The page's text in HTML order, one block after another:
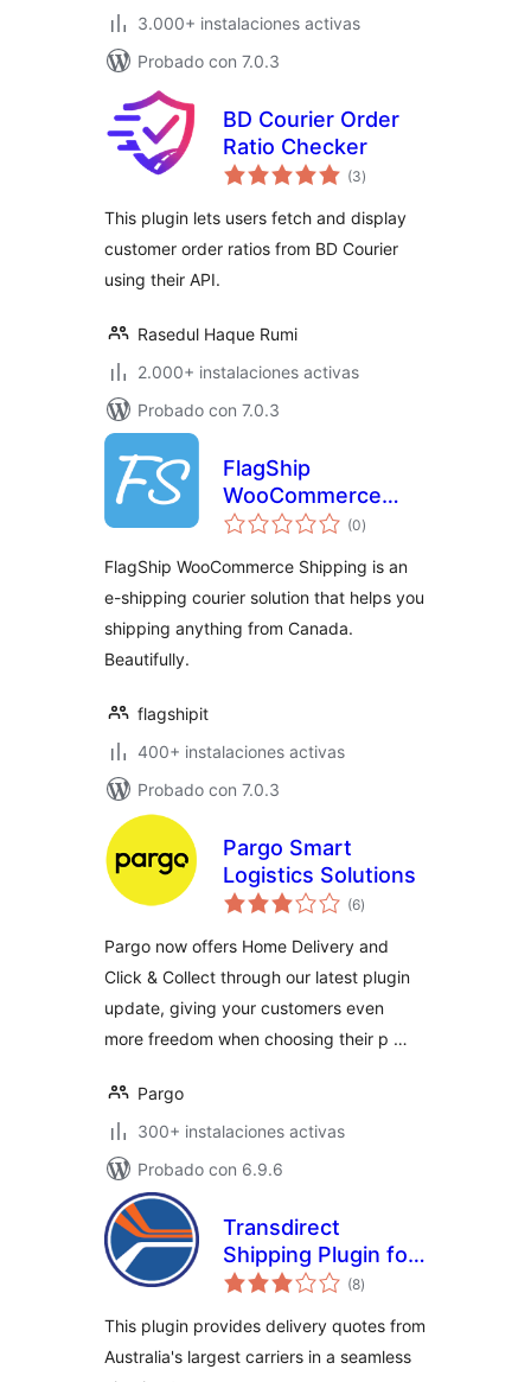
3.000+ instalaciones activas
Probado con 7.0.3
BD Courier Order
Ratio Checker
(3valoraciones
en
)
This plugin lets users fetch and display
customer order ratios from BD Courier
using their API.
Rasedul Haque Rumi
2.000+ instalaciones activas
Probado con 7.0.3
FlagShip
WooCommerce
Shipping
(0valoraciones
en
)
FlagShip WooCommerce Shipping is an
e-shipping courier solution that helps you
shipping anything from Canada.
Beautifully.
flagshipit
400+ instalaciones activas
Probado con 7.0.3
Pargo Smart
Logistics Solutions
(6valoraciones
en
)
Pargo now offers Home Delivery and
Click & Collect through our latest plugin
update, giving your customers even
more freedom when choosing their p …
Pargo
300+ instalaciones activas
Probado con 6.9.6
Transdirect
Shipping Plugin for
Woocommerce
(8valoraciones
en
)
This plugin provides delivery quotes from
Australia's largest carriers in a seamless